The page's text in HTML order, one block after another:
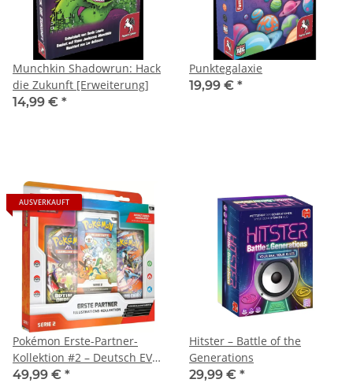
Munchkin Shadowrun: Hack
die Zukunft [Erweiterung]
14,99 € *
Punktegalaxie
19,99 € *
AUSVERKAUFT
Pokémon Erste-Partner-
Kollektion #2 – Deutsch EVT
19. Juni 2026
49,99 € *
Hitster – Battle of the
Generations
29,99 € *